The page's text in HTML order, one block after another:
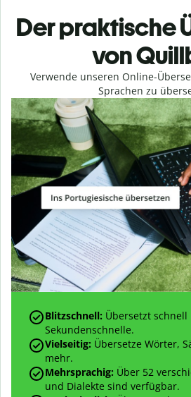
Der praktische
von
Verwende unseren Online-
Sprachen zu
Blitzschnell: Übersetzt
Sekundenschnelle.
Vielseitig: Übersetze Wörter,
mehr.
Mehrsprachig: Über 52
und Dialekte sind verfügbar.